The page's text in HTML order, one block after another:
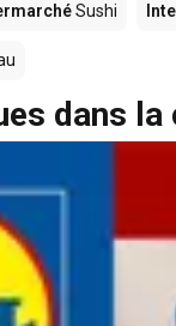
Sushi
dans la